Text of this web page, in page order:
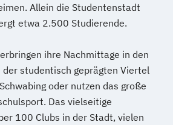
Allein die Studentenstadt
etwa 2.500 Studierende.
ihre Nachmittage in den
der studentisch geprägten Viertel
oder nutzen das große
Das vielseitige
100 Clubs in der Stadt, vielen